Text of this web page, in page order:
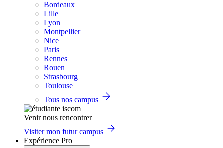
Bordeaux
Lille
Lyon
Montpellier
Nice
Paris
Rennes
Rouen
Strasbourg
Toulouse
Tous nos campus
Venir nous rencontrer
Visiter mon futur campus
Expérience Pro